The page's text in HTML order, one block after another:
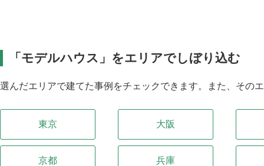
「モデルハウス」をエリアでしぼり込む
選んだエリアで建てた事例をチェックできます。また、その
東京 大阪
京都 兵庫